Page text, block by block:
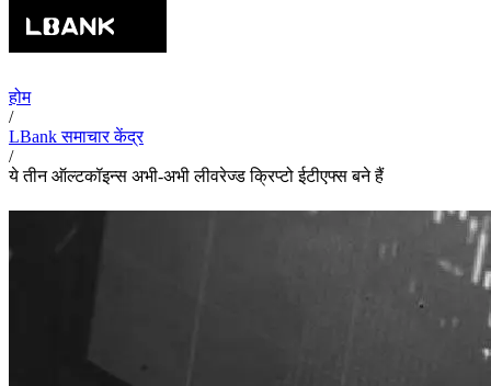
होम
/
LBank समाचार केंद्र
/
ये तीन ऑल्टकॉइन्स अभी-अभी लीवरेज्ड क्रिप्टो ईटीएफ्स बने हैं